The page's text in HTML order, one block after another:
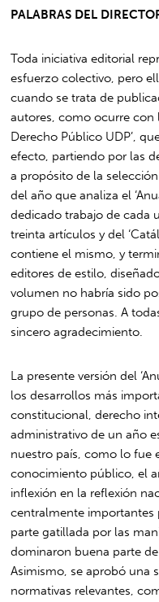
PALABRAS DEL
Toda iniciativa editorial
esfuerzo colectivo, pero
cuando se trata de
autores, como ocurre con
Derecho Público UDP’,
efecto, partiendo por las
a propósito de la
del año que analiza el
dedicado trabajo de cada
treinta artículos y del
contiene el mismo, y
editores de estilo,
volumen no habría sido
grupo de personas. A
sincero agradecimiento.
La presente versión del
los desarrollos más
constitucional, derecho
administrativo de un año
nuestro país, como lo fue
conocimiento público, el
inflexión en la reflexión
centralmente importantes
parte gatillada por las
dominaron buena parte
Asimismo, se aprobó una
normativas relevantes,